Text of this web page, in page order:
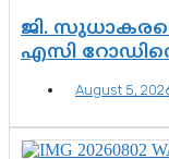
ജി.
എസി
August 5,